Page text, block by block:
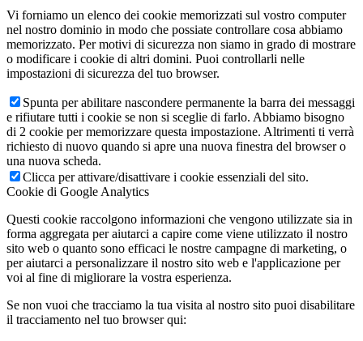
Vi forniamo un elenco dei cookie memorizzati sul vostro computer
nel nostro dominio in modo che possiate controllare cosa abbiamo
memorizzato. Per motivi di sicurezza non siamo in grado di mostrare
o modificare i cookie di altri domini. Puoi controllarli nelle
impostazioni di sicurezza del tuo browser.
Spunta per abilitare nascondere permanente la barra dei messaggi
e rifiutare tutti i cookie se non si sceglie di farlo. Abbiamo bisogno
di 2 cookie per memorizzare questa impostazione. Altrimenti ti verrà
richiesto di nuovo quando si apre una nuova finestra del browser o
una nuova scheda.
Clicca per attivare/disattivare i cookie essenziali del sito.
Cookie di Google Analytics
Questi cookie raccolgono informazioni che vengono utilizzate sia in
forma aggregata per aiutarci a capire come viene utilizzato il nostro
sito web o quanto sono efficaci le nostre campagne di marketing, o
per aiutarci a personalizzare il nostro sito web e l'applicazione per
voi al fine di migliorare la vostra esperienza.
Se non vuoi che tracciamo la tua visita al nostro sito puoi disabilitare
il tracciamento nel tuo browser qui: